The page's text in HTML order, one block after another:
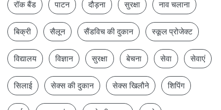
रॉक बैंड पाटन दौड़ना सुरक्षा नाव चलाना
बिक्री सैलून सैंडविच की दुकान स्कूल प्रोजेक्ट
विद्यालय विज्ञान सुरक्षा बेचना सेवा सेवाएं
सिलाई सेक्स की दुकान सेक्स खिलौने शिपिंग